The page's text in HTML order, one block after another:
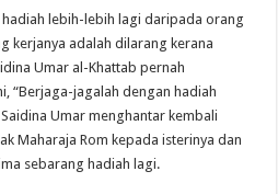
lebih-lebih lagi daripada orang
kerjanya adalah dilarang kerana
Umar al-Khattab pernah
“Berjaga-jagalah dengan hadiah
Umar menghantar kembali
Maharaja Rom kepada isterinya dan
sebarang hadiah lagi.